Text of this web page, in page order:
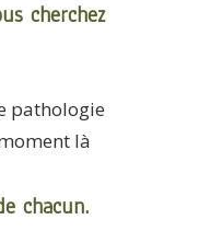
cherchez
pathologie
là
chacun.